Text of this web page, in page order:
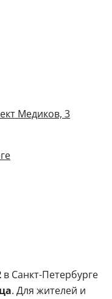
Медиков, 3
в Санкт-Петербурге
. Для жителей и